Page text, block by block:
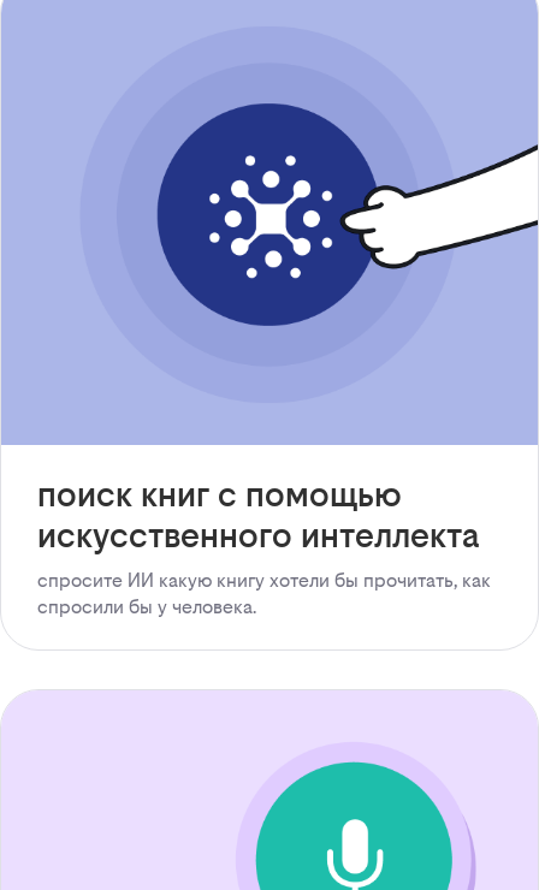
поиск книг с помощью
искусственного интеллекта
спросите ИИ какую книгу хотели бы прочитать, как
спросили бы у человека.